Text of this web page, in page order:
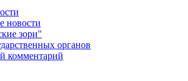
новости
зори"
органов
комментарий